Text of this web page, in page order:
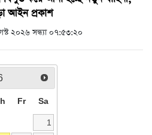
আইন প্রকাশ
২০২৬ সন্ধ্যা ০৭:৫৩:২০
Fr Sa
1